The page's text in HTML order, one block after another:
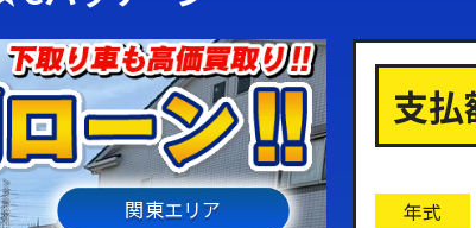
関東エリア
支
年式